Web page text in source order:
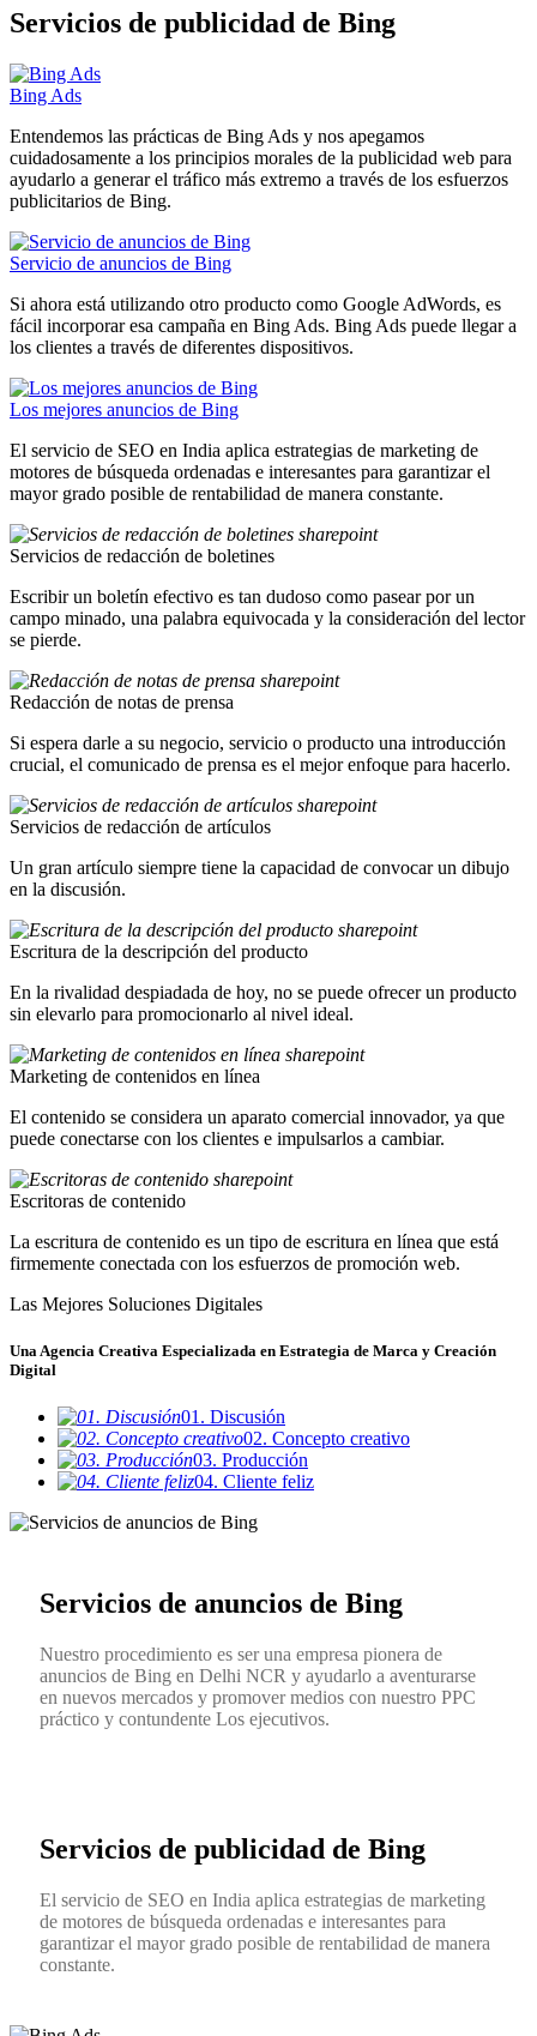
Servicios de publicidad de Bing
Bing Ads
Entendemos las prácticas de Bing Ads y nos apegamos
cuidadosamente a los principios morales de la publicidad web para
ayudarlo a generar el tráfico más extremo a través de los esfuerzos
publicitarios de Bing.
Servicio de anuncios de Bing
Si ahora está utilizando otro producto como Google AdWords, es
fácil incorporar esa campaña en Bing Ads. Bing Ads puede llegar a
los clientes a través de diferentes dispositivos.
Los mejores anuncios de Bing
El servicio de SEO en India aplica estrategias de marketing de
motores de búsqueda ordenadas e interesantes para garantizar el
mayor grado posible de rentabilidad de manera constante.
Servicios de redacción de boletines
Escribir un boletín efectivo es tan dudoso como pasear por un
campo minado, una palabra equivocada y la consideración del lector
se pierde.
Redacción de notas de prensa
Si espera darle a su negocio, servicio o producto una introducción
crucial, el comunicado de prensa es el mejor enfoque para hacerlo.
Servicios de redacción de artículos
Un gran artículo siempre tiene la capacidad de convocar un dibujo
en la discusión.
Escritura de la descripción del producto
En la rivalidad despiadada de hoy, no se puede ofrecer un producto
sin elevarlo para promocionarlo al nivel ideal.
Marketing de contenidos en línea
El contenido se considera un aparato comercial innovador, ya que
puede conectarse con los clientes e impulsarlos a cambiar.
Escritoras de contenido
La escritura de contenido es un tipo de escritura en línea que está
firmemente conectada con los esfuerzos de promoción web.
Las Mejores Soluciones Digitales
Una Agencia Creativa Especializada en Estrategia de Marca y Creación
Digital
01. Discusión
02. Concepto creativo
03. Producción
04. Cliente feliz
Servicios de anuncios de Bing
Nuestro procedimiento es ser una empresa pionera de
anuncios de Bing en Delhi NCR y ayudarlo a aventurarse
en nuevos mercados y promover medios con nuestro PPC
práctico y contundente Los ejecutivos.
Servicios de publicidad de Bing
El servicio de SEO en India aplica estrategias de marketing
de motores de búsqueda ordenadas e interesantes para
garantizar el mayor grado posible de rentabilidad de manera
constante.